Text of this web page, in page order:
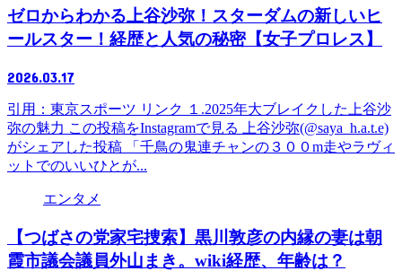
ゼロからわかる上谷沙弥！スターダムの新しいヒ
ールスター！経歴と人気の秘密【女子プロレス】
2026.03.17
引用：東京スポーツ リンク １.2025年大ブレイクした上谷沙
弥の魅力 この投稿をInstagramで見る 上谷沙弥(@saya_h.a.t.e)
がシェアした投稿 「千鳥の鬼連チャンの３００m走やラヴィ
ットでのいいひとが...
エンタメ
【つばさの党家宅捜索】黒川敦彦の内縁の妻は朝
霞市議会議員外山まき。wiki経歴、年齢は？